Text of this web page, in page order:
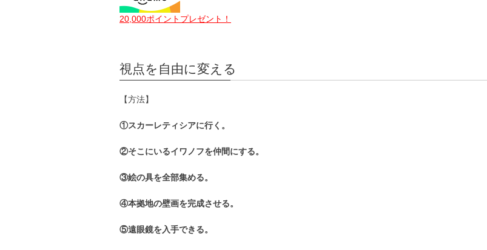
20,000ポイントプレゼント！
視点を自由に変える
【方法】
①スカーレティシアに行く。
②そこにいるイワノフを仲間にする。
③絵の具を全部集める。
④本拠地の壁画を完成させる。
⑤遠眼鏡を入手できる。